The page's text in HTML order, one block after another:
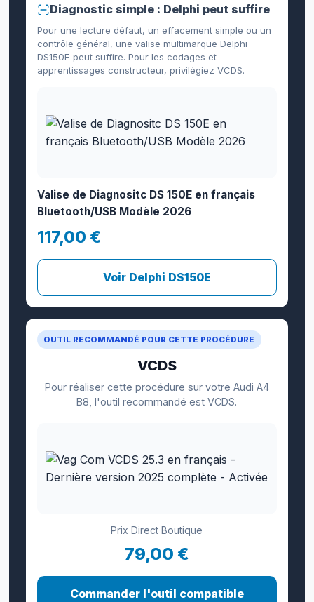
OUTIL RECOMMANDÉ POUR CETTE PROCÉDURE
VCDS
Pour réaliser cette procédure sur votre Audi A4
B8, l'outil recommandé est VCDS.
Prix Direct Boutique
79,00 €
Commander l'outil compatible
Diagnostic simple : Delphi peut suffire
Pour une lecture défaut, un effacement simple ou un
contrôle général, une valise multimarque Delphi
DS150E peut suffire. Pour les codages et
apprentissages constructeur, privilégiez VCDS.
Valise de Diagnositc DS 150E en français
Bluetooth/USB Modèle 2026
117,00 €
Voir Delphi DS150E